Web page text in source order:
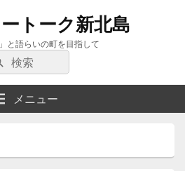
トーク新北島
と語らいの町を目指して
検
索
メニュー